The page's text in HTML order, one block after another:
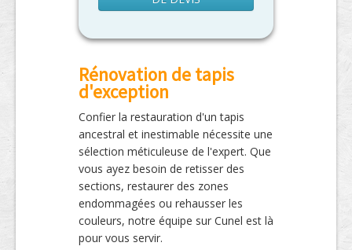
Rénovation de tapis
d'exception
Confier la restauration d'un tapis
ancestral et inestimable nécessite une
sélection méticuleuse de l'expert. Que
vous ayez besoin de retisser des
sections, restaurer des zones
endommagées ou rehausser les
couleurs, notre équipe sur Cunel est là
pour vous servir.